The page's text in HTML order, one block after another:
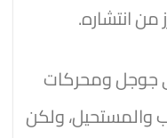
من انتشاره.
جوجل ومحركات
والمستحيل، ولكن